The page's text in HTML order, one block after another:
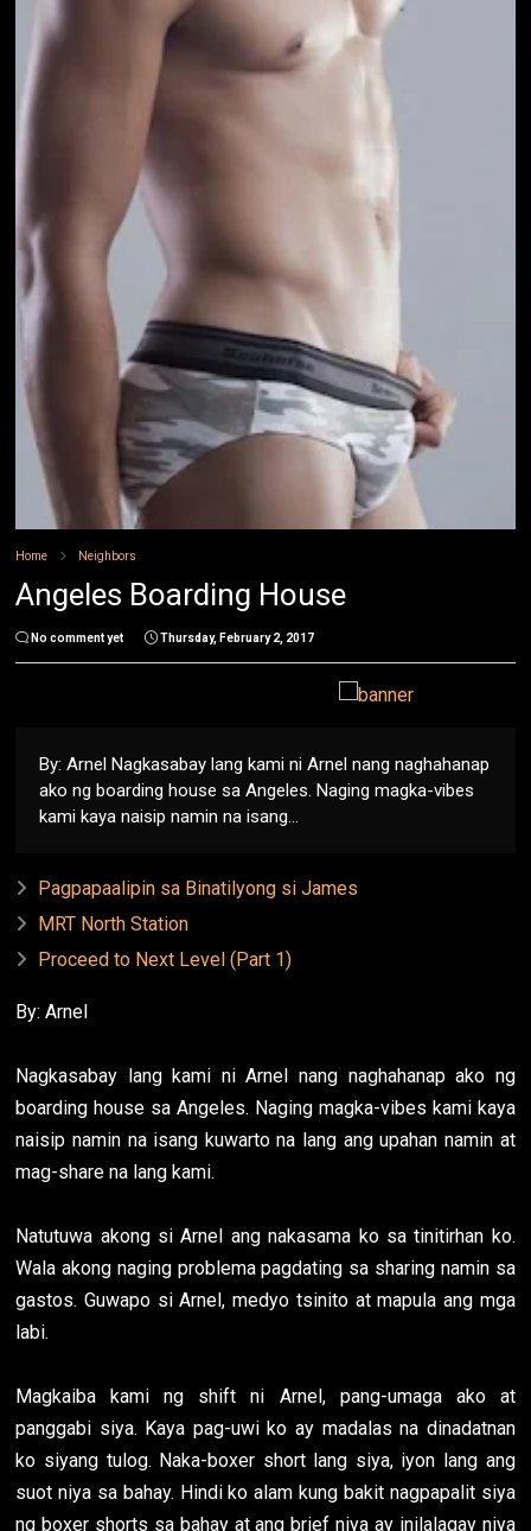
Home Neighbors
Angeles Boarding House
No comment yet Thursday, February 2, 2017
By: Arnel Nagkasabay lang kami ni Arnel nang naghahanap
ako ng boarding house sa Angeles. Naging magka-vibes
kami kaya naisip namin na isang...
Pagpapaalipin sa Binatilyong si James
MRT North Station
Proceed to Next Level (Part 1)
By: Arnel
Nagkasabay lang kami ni Arnel nang naghahanap ako ng
boarding house sa Angeles. Naging magka-vibes kami kaya
naisip namin na isang kuwarto na lang ang upahan namin at
mag-share na lang kami.
Natutuwa akong si Arnel ang nakasama ko sa tinitirhan ko.
Wala akong naging problema pagdating sa sharing namin sa
gastos. Guwapo si Arnel, medyo tsinito at mapula ang mga
labi.
Magkaiba kami ng shift ni Arnel, pang-umaga ako at
panggabi siya. Kaya pag-uwi ko ay madalas na dinadatnan
ko siyang tulog. Naka-boxer short lang siya, iyon lang ang
suot niya sa bahay. Hindi ko alam kung bakit nagpapalit siya
ng boxer shorts sa bahay at ang brief niya ay inilalagay niya